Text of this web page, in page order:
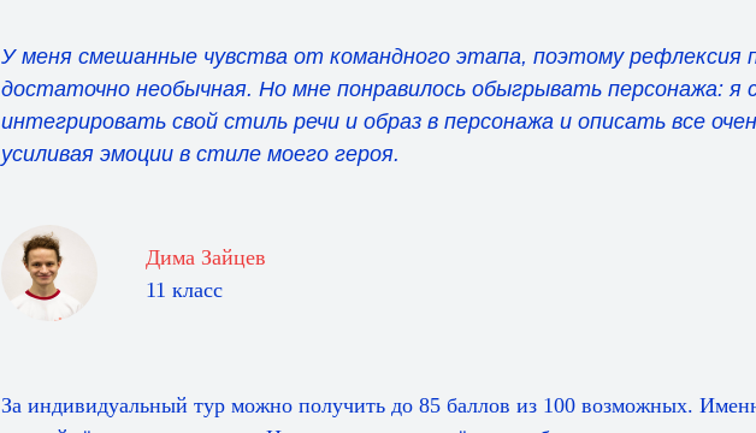
У меня смешанные чувства от командного этапа, поэтому рефлексия
достаточно необычная. Но мне понравилось обыгрывать персонажа: я
интегрировать свой стиль речи и образ в персонажа и описать все
усиливая эмоции в стиле моего героя.
Дима Зайцев
11 класс
За индивидуальный тур можно получить до 85 баллов из 100 возможных.